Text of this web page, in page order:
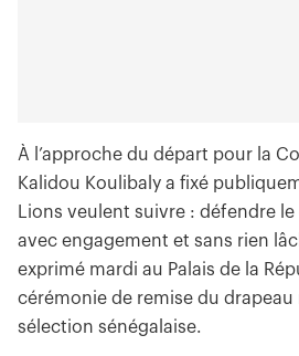
À l’approche du départ pour la
Kalidou Koulibaly a fixé
Lions veulent suivre : défendre le
avec engagement et sans rien
exprimé mardi au Palais de la
cérémonie de remise du drapeau
sélection sénégalaise.